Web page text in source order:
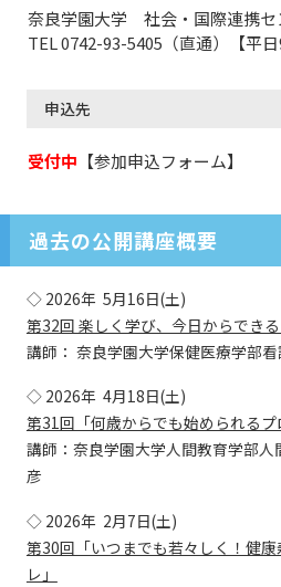
奈良学園大学 社会・国際連携セ
TEL 0742-93-5405（直通）【平日
申込先
受付中 【参加申込フォーム】
過去の公開講座概要
◇ 2026年 5月16日(土)
第32回 楽しく学び、今日からでき
講師： 奈良学園大学保健医療学
◇ 2026年 4月18日(土)
第31回「何歳からでも始められるプ
講師：奈良学園大学人間教育学部
彦
◇ 2026年 2月7日(土)
第30回「いつまでも若々しく！健
レ」